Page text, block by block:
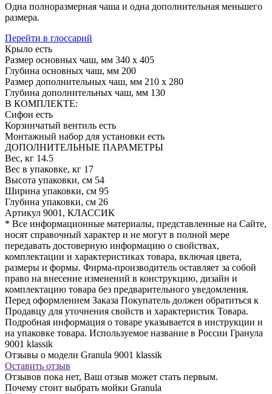
Одна полноразмерная чаша и одна дополнительная меньшего
размера.
Перейти в глоссарий
Крыло есть
Размер основных чаш, мм 340 х 405
Глубина основных чаш, мм 200
Размер дополнительных чаш, мм 210 х 280
Глубина дополнительных чаш, мм 130
В КОМПЛЕКТЕ:
Сифон есть
Корзинчатый вентиль есть
Монтажный набор для установки есть
ДОПОЛНИТЕЛЬНЫЕ ПАРАМЕТРЫ
Вес, кг 14.5
Вес в упаковке, кг 17
Высота упаковки, см 54
Ширина упаковки, см 95
Глубина упаковки, см 26
Артикул 9001, КЛАССИК
* Все информационные материалы, представленные на Сайте,
носят справочный характер и не могут в полной мере
передавать достоверную информацию о свойствах,
комплектации и характеристиках товара, включая цвета,
размеры и формы. Фирма-производитель оставляет за собой
право на внесение изменений в конструкцию, дизайн и
комплектацию товара без предварительного уведомления.
Перед оформлением Заказа Покупатель должен обратиться к
Продавцу для уточнения свойств и характеристик Товара.
Подробная информация о товаре указывается в инструкции и
на упаковке товара. Используемое название в России Гранула
9001 klassik
Отзывы о модели Granula 9001 klassik
Оставить отзыв
Отзывов пока нет, Ваш отзыв может стать первым.
Почему стоит выбрать мойки Granula